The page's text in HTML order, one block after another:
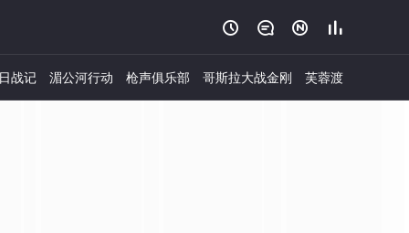
   
战记 湄公河行动 枪声俱乐部 哥斯拉大战金刚 芙蓉渡